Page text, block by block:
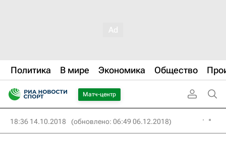
Политика В мире Экономика Общество
Матч-центр
18:36 14.10.2018 (обновлено: 06:49 06.12.2018)